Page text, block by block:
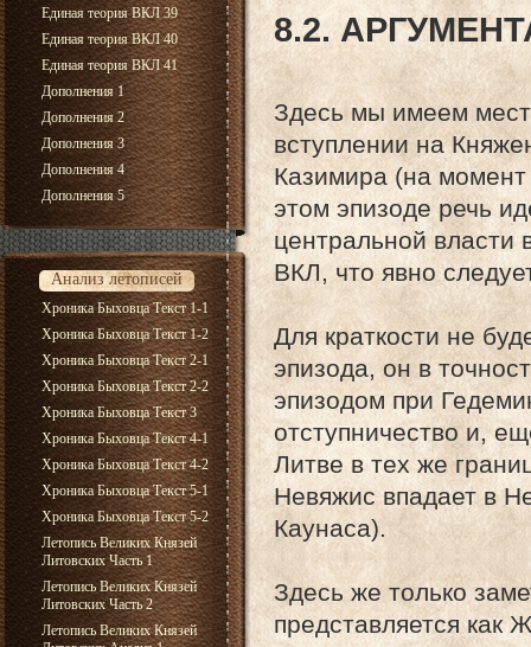
Единая теория ВКЛ 39
Единая теория ВКЛ 40
Единая теория ВКЛ 41
Дополнения 1
Дополнения 2
Дополнения 3
Дополнения 4
Дополнения 5
Анализ летописей
Хроника Быховца Текст 1-1
Хроника Быховца Текст 1-2
Хроника Быховца Текст 2-1
Хроника Быховца Текст 2-2
Хроника Быховца Текст 3
Хроника Быховца Текст 4-1
Хроника Быховца Текст 4-2
Хроника Быховца Текст 5-1
Хроника Быховца Текст 5-2
Летопись Великих Князей
Литовских Часть 1
Летопись Великих Князей
Литовских Часть 2
Летопись Великих Князей
8.2.
Здесь мы имеем
вступлении на
Казимира (на
этом эпизоде речь
центральной власти
ВКЛ, что явно
Для краткости не
эпизода, он в
эпизодом при
отступничество и,
Литве в тех же
Невяжис впадает в
Каунаса).
Здесь же только
представляется как